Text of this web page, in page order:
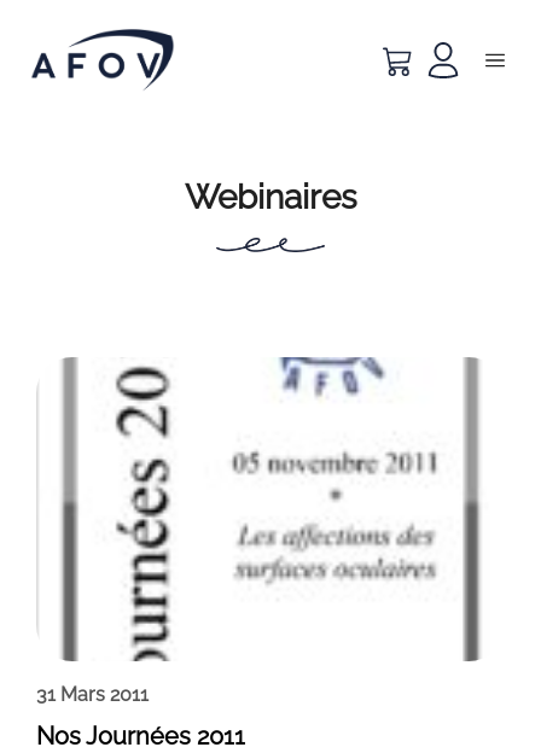
Webinaires
31 Mars 2011
Nos Journées 2011